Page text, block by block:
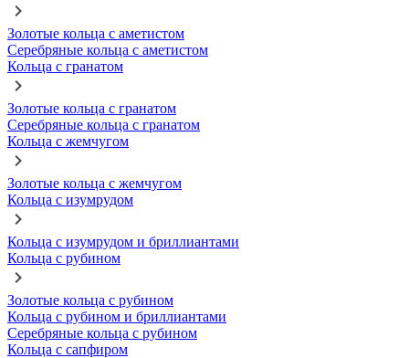
Золотые кольца с аметистом
Серебряные кольца с аметистом
Кольца с гранатом
Золотые кольца с гранатом
Серебряные кольца с гранатом
Кольца с жемчугом
Золотые кольца с жемчугом
Кольца с изумрудом
Кольца с изумрудом и бриллиантами
Кольца с рубином
Золотые кольца с рубином
Кольца с рубином и бриллиантами
Серебряные кольца с рубином
Кольца с сапфиром